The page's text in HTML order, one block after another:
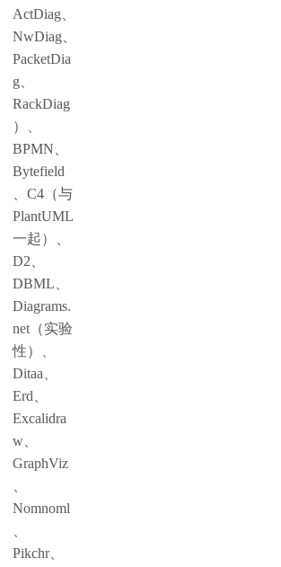
ActDiag、
NwDiag、
PacketDia
g、
RackDiag
）、
BPMN、
Bytefield
、C4（与
PlantUML
一起）、
D2、
DBML、
Diagrams.
net（实验
性）、
Ditaa、
Erd、
Excalidra
w、
GraphViz
Nomnoml
Pikchr、